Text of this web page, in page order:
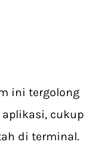
ini tergolong
aplikasi, cukup
di terminal.